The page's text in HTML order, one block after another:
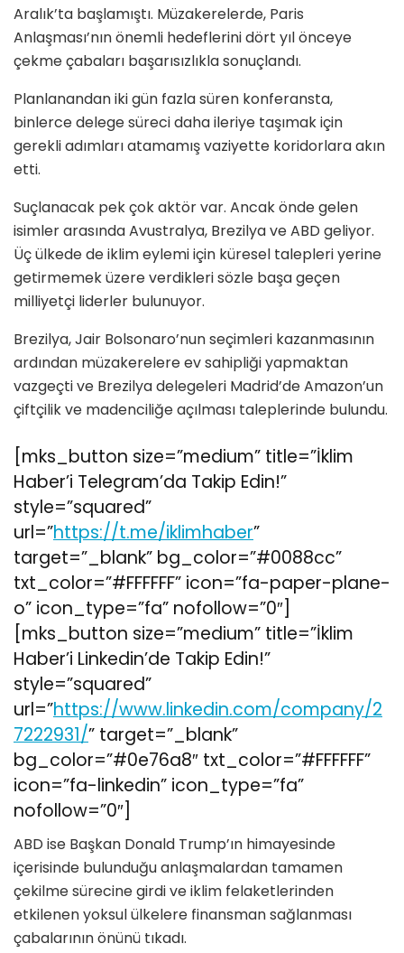
Aralık’ta başlamıştı. Müzakerelerde, Paris
Anlaşması’nın önemli hedeflerini dört yıl önceye
çekme çabaları başarısızlıkla sonuçlandı.
Planlanandan iki gün fazla süren konferansta,
binlerce delege süreci daha ileriye taşımak için
gerekli adımları atamamış vaziyette koridorlara akın
etti.
Suçlanacak pek çok aktör var. Ancak önde gelen
isimler arasında Avustralya, Brezilya ve ABD geliyor.
Üç ülkede de iklim eylemi için küresel talepleri yerine
getirmemek üzere verdikleri sözle başa geçen
milliyetçi liderler bulunuyor.
Brezilya, Jair Bolsonaro’nun seçimleri kazanmasının
ardından müzakerelere ev sahipliği yapmaktan
vazgeçti ve Brezilya delegeleri Madrid’de Amazon’un
çiftçilik ve madenciliğe açılması taleplerinde bulundu.
[mks_button size=”medium” title=”İklim
Haber’i Telegram’da Takip Edin!”
style=”squared”
url=”https://t.me/iklimhaber”
target=”_blank” bg_color=”#0088cc”
txt_color=”#FFFFFF” icon=”fa-paper-plane-
o” icon_type=”fa” nofollow=”0″]
[mks_button size=”medium” title=”İklim
Haber’i Linkedin’de Takip Edin!”
style=”squared”
url=”https://www.linkedin.com/company/2
7222931/” target=”_blank”
bg_color=”#0e76a8″ txt_color=”#FFFFFF”
icon=”fa-linkedin” icon_type=”fa”
nofollow=”0″]
ABD ise Başkan Donald Trump’ın himayesinde
içerisinde bulunduğu anlaşmalardan tamamen
çekilme sürecine girdi ve iklim felaketlerinden
etkilenen yoksul ülkelere finansman sağlanması
çabalarının önünü tıkadı.